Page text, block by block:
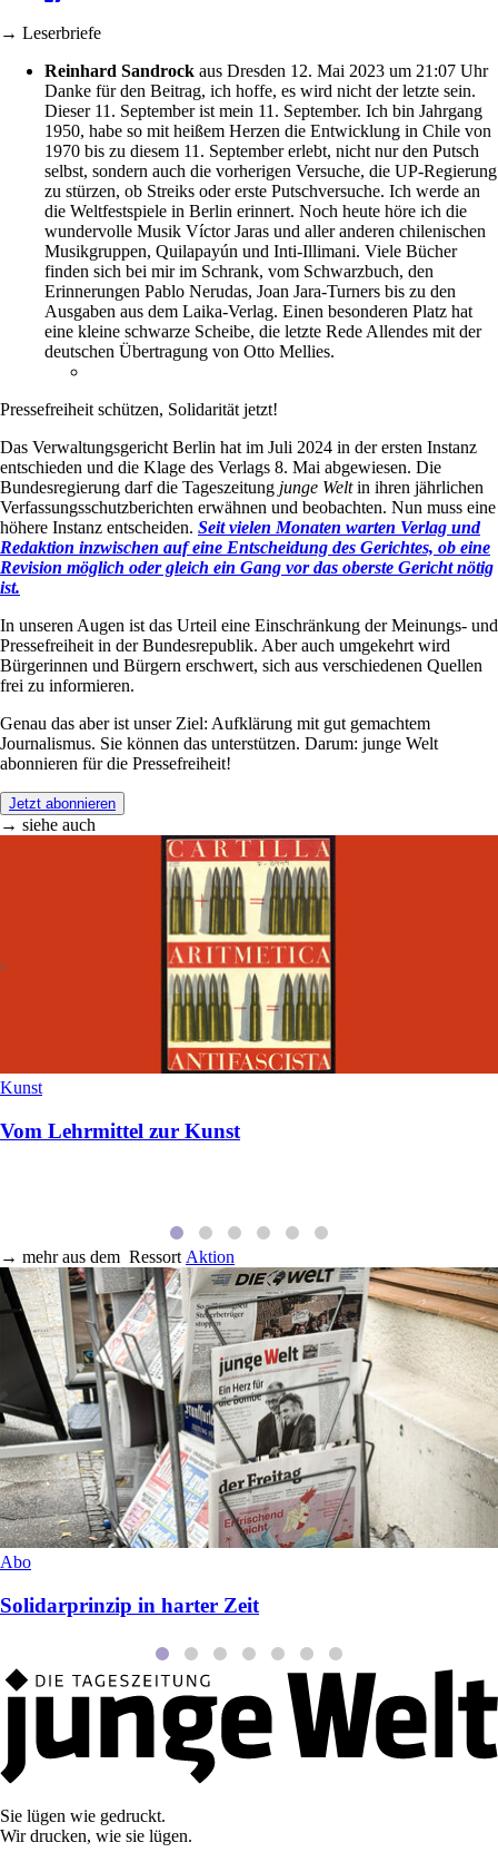
→ Leserbriefe
Reinhard Sandrock aus Dresden 12. Mai 2023 um 21:07 Uhr
Danke für den Beitrag, ich hoffe, es wird nicht der letzte sein.
Dieser 11. September ist mein 11. September. Ich bin Jahrgang
1950, habe so mit heißem Herzen die Entwicklung in Chile von
1970 bis zu diesem 11. September erlebt, nicht nur den Putsch
selbst, sondern auch die vorherigen Versuche, die UP-Regierung
zu stürzen, ob Streiks oder erste Putschversuche. Ich werde an
die Weltfestspiele in Berlin erinnert. Noch heute höre ich die
wundervolle Musik Víctor Jaras und aller anderen chilenischen
Musikgruppen, Quilapayún und Inti-Illimani. Viele Bücher
finden sich bei mir im Schrank, vom Schwarzbuch, den
Erinnerungen Pablo Nerudas, Joan Jara-Turners bis zu den
Ausgaben aus dem Laika-Verlag. Einen besonderen Platz hat
eine kleine schwarze Scheibe, die letzte Rede Allendes mit der
deutschen Übertragung von Otto Mellies.
Pressefreiheit schützen, Solidarität jetzt!
Das Verwaltungsgericht Berlin hat im Juli 2024 in der ersten Instanz
entschieden und die Klage des Verlags 8. Mai abgewiesen. Die
Bundesregierung darf die Tageszeitung junge Weltin ihren jährlichen
Verfassungsschutzberichten erwähnen und beobachten. Nun muss eine
höhere Instanz entscheiden. Seit vielen Monaten warten Verlag und
Redaktion inzwischen auf eine Entscheidung des Gerichtes, ob eine
Revision möglich oder gleich ein Gang vor das oberste Gericht nötig
ist.
In unseren Augen ist das Urteil eine Einschränkung der Meinungs- und
Pressefreiheit in der Bundesrepublik. Aber auch umgekehrt wird
Bürgerinnen und Bürgern erschwert, sich aus verschiedenen Quellen
frei zu informieren.
Genau das aber ist unser Ziel: Aufklärung mit gut gemachtem
Journalismus. Sie können das unterstützen. Darum: junge Welt
abonnieren für die Pressefreiheit!
Jetzt abonnieren
→ siehe auch
Kunst
Vom Lehrmittel zur Kunst
→ mehr aus dem Ressort Aktion
Abo
Solidarprinzip in harter Zeit
Sie lügen wie gedruckt.
Wir drucken, wie sie lügen.